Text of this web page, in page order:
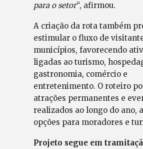
para o setor“, afirmou.
A criação da rota também
estimular o fluxo de
municípios, favorecendo
ligadas ao turismo,
gastronomia, comércio e
entretenimento. O roteiro
atrações permanentes e
realizados ao longo do ano,
opções para moradores e
Projeto segue em